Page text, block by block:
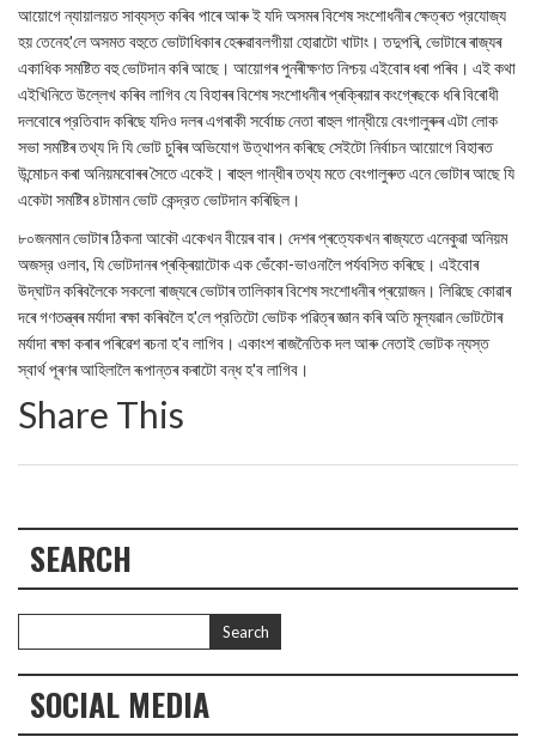
আয়োগে ন্যায়ালয়ত সাব্যস্ত কৰিব পাৰে আৰু ই যদি অসমৰ বিশেষ সংশোধনীৰ ক্ষেত্ৰত প্রযোজ্য
হয় তেনেহ'লে অসমত বহুতে ভোটাধিকাৰ হেৰুৱাবলগীয়া হোৱাটো খাটাং। তদুপৰি, ভোটাৰে ৰাজ্যৰ
একাধিক সমষ্টিত বহু ভোটদান কৰি আছে। আয়োগৰ পুনৰীক্ষণত নিশ্চয় এইবোৰ ধৰা পৰিব। এই কথা
এইখিনিতে উল্লেখ কৰিব লাগিব যে বিহাৰৰ বিশেষ সংশোধনীৰ প্ৰক্ৰিয়াৰ কংগ্ৰেছকে ধৰি বিৰোধী
দলবোৰে প্রতিবাদ কৰিছে যদিও দলৰ এগৰাকী সর্বোচ্চ নেতা ৰাহুল গান্ধীয়ে বেংগালুৰুৰ এটা লোক
সভা সমষ্টিৰ তথ্য দি যি ভোট চুৰিৰ অভিযোগ উত্থাপন কৰিছে সেইটো নির্বাচন আয়োগে বিহাৰত
উন্মোচন কৰা অনিয়মবোৰৰ সৈতে একেই। ৰাহুল গান্ধীৰ তথ্য মতে বেংগালুৰুত এনে ভোটাৰ আছে যি
একেটা সমষ্টিৰ ৪টামান ভোট কেন্দ্রত ভোটদান কৰিছিল।
৮০জনমান ভোটাৰ ঠিকনা আকৌ একেখন বীয়েৰ বাৰ। দেশৰ প্ৰত্যেকখন ৰাজ্যতে এনেকুৱা অনিয়ম
অজস্র ওলাব, যি ভোটদানৰ প্ৰক্ৰিয়াটোক এক ভেঁকো-ভাওনালৈ পৰ্যবসিত কৰিছে। এইবোৰ
উদ্‌ঘাটন কৰিবলৈকে সকলো ৰাজ্যৰে ভোটাৰ তালিকাৰ বিশেষ সংশোধনীৰ প্ৰয়োজন। লিৱিছে কোৱাৰ
দৰে গণতন্ত্ৰৰ মৰ্যাদা ৰক্ষা কৰিবলৈ হ'লে প্রতিটো ভোটক পৱিত্ৰ জ্ঞান কৰি অতি মূল্যৱান ভোটটোৰ
মৰ্যাদা ৰক্ষা কৰাৰ পৰিৱেশ ৰচনা হ'ব লাগিব। একাংশ ৰাজনৈতিক দল আৰু নেতাই ভোটক ন্যস্ত
স্বার্থ পূৰণৰ আহিলালৈ ৰূপান্তৰ কৰাটো বন্ধ হ'ব লাগিব।
Share This
SEARCH
SOCIAL MEDIA